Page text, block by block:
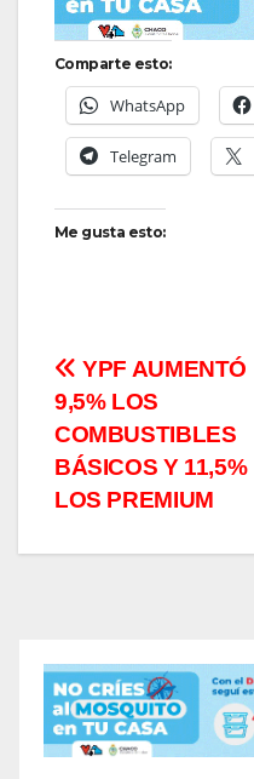
Comparte esto:
WhatsApp
Telegram
Me gusta esto:
Navegación
de
entradas
YPF AUMENTÓ
9,5% LOS
COMBUSTIBLES
BÁSICOS Y 11,5%
LOS PREMIUM